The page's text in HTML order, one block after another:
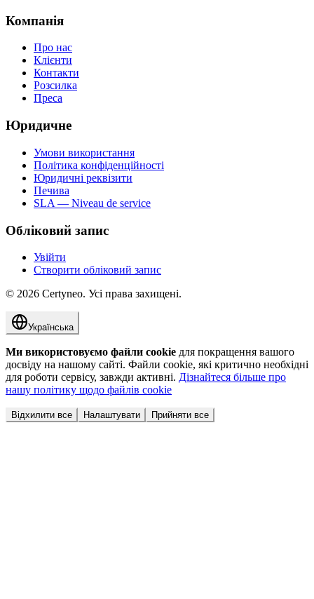
Компанія
Про нас
Клієнти
Контакти
Розсилка
Преса
Юридичне
Умови використання
Політика конфіденційності
Юридичні реквізити
Печива
SLA — Niveau de service
Обліковий запис
Увійти
Створити обліковий запис
© 2026 Certyneo. Усі права захищені.
Українська
Ми використовуємо файли cookie для покращення вашого
досвіду на нашому сайті. Файли cookie, які критично необхідні
для роботи сервісу, завжди активні. Дізнайтеся більше про
нашу політику щодо файлів cookie
Відхилити все Налаштувати Прийняти все